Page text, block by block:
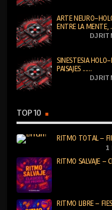
ARTE NEURO-
ENTRE LA MENTE,
SINESTESIA
PAISAJES ......
TOP 10
RITMO TOTAL –
RITMO SALVAJE –
RITMO LIBRE –